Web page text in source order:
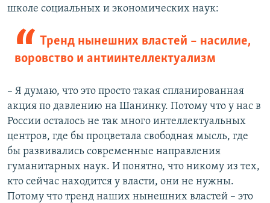
школе социальных и экономических наук:
Тренд нынешних властей – насилие,
воровство и антиинтеллектуализм
– Я думаю, что это просто такая спланированная
акция по давлению на Шанинку. Потому что у нас в
России осталось не так много интеллектуальных
центров, где бы процветала свободная мысль, где
бы развивались современные направления
гуманитарных наук. И понятно, что никому из тех,
кто сейчас находится у власти, они не нужны.
Потому что тренд наших нынешних властей – это